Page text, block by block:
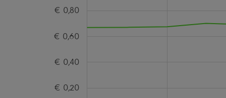
€ 0,20
€ 0,40
€ 0,60
€ 0,80